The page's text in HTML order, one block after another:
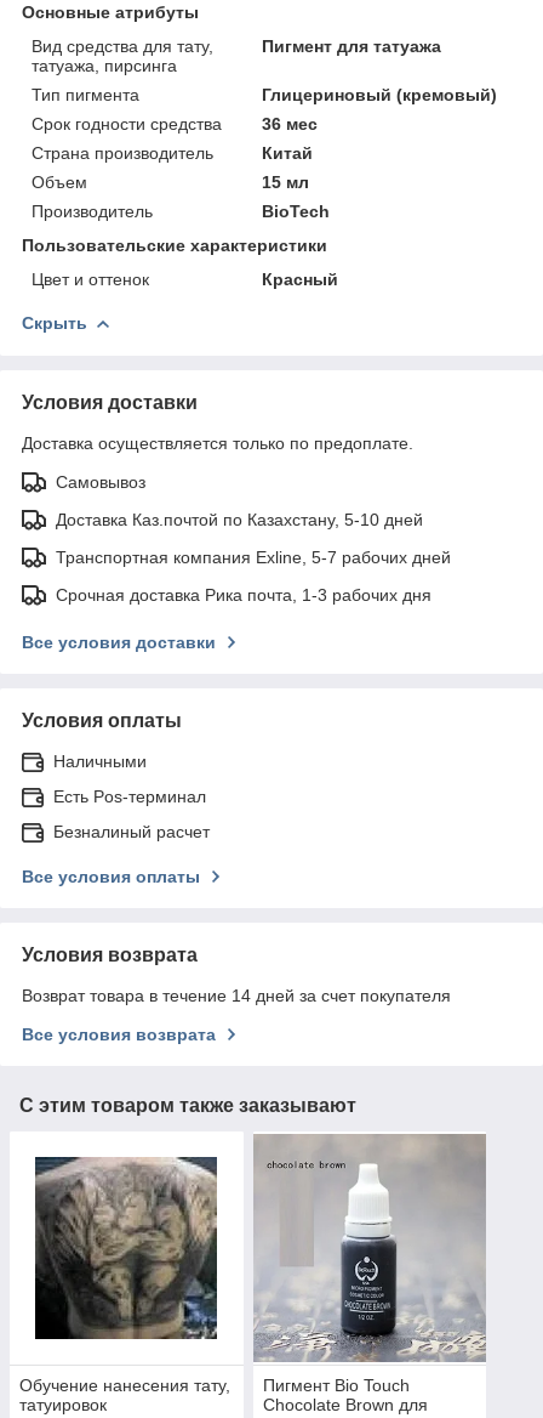
Основные атрибуты
Вид средства для тату,
татуажа, пирсинга
Пигмент для татуажа
Тип пигмента
Глицериновый (кремовый)
Срок годности средства
36 мес
Страна производитель
Китай
Объем
15 мл
Производитель
BioTech
Пользовательские характеристики
Цвет и оттенок
Красный
Скрыть
Условия доставки
Доставка осуществляется только по предоплате.
Самовывоз
Доставка Каз.почтой по Казахстану, 5-10 дней
Транспортная компания Exline, 5-7 рабочих дней
Срочная доставка Рика почта, 1-3 рабочих дня
Все условия доставки
Условия оплаты
Наличными
Есть Pos-терминал
Безналиный расчет
Все условия оплаты
Условия возврата
Возврат товара в течение 14 дней за счет покупателя
Все условия возврата
С этим товаром также заказывают
Обучение нанесения тату,
татуировок
Пигмент Bio Touch
Chocolate Brown для